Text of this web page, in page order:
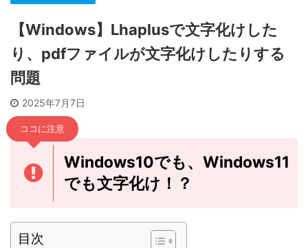
【Windows】Lhaplusで文字化けした
り、pdfファイルが文字化けしたりする
問題
2025年7月7日
ココに注意
Windows10でも、Windows11
でも文字化け！？
目次